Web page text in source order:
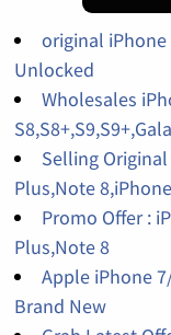
original
Unlocked
Wholesales
Selling
Plus,Note
Promo Offer :
Plus,Note 8
Apple iPhone
Brand New